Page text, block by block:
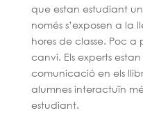
que estan estudiant un
només s’exposen a la
hores de classe. Poc
canvi. Els experts
comunicació en els
alumnes interactuïn
estudiant.